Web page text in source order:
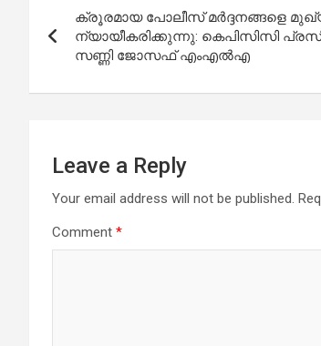
navigation
ക്രൂരമായ പോലീസ് മര്‍ദ്ദനങ്ങളെ
ന്യായീകരിക്കുന്നു: കെപിസിസി
സണ്ണി ജോസഫ് എംഎല്‍എ
Leave a Reply
Your email address will not be published.
Comment *